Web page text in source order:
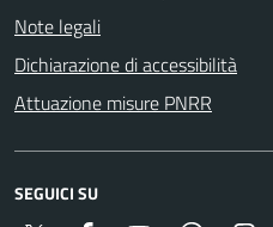
Note legali
Dichiarazione di accessibilità
Attuazione misure PNRR
SEGUICI SU